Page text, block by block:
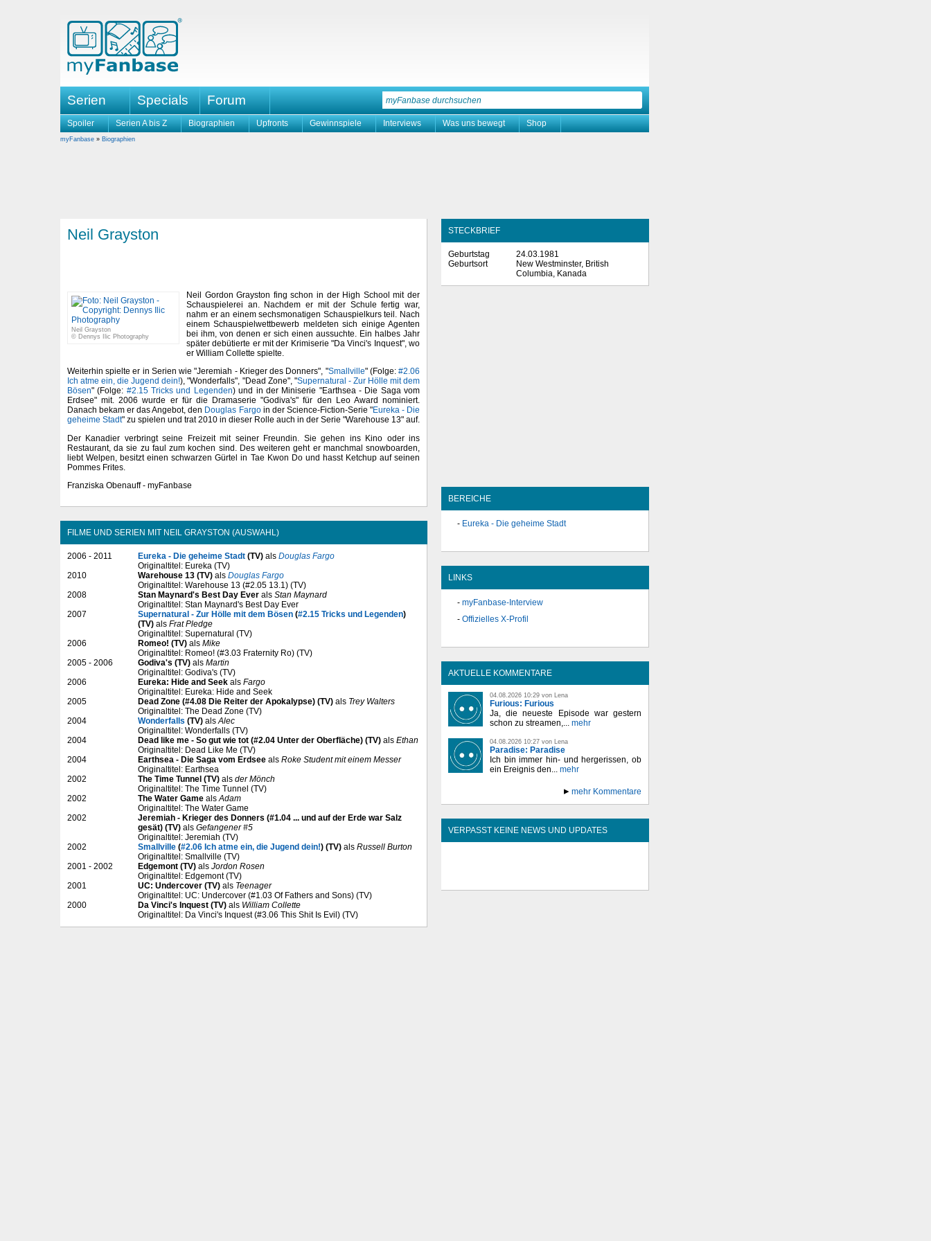
Serien Specials Forum
Spoiler Serien A bis Z Biographien Upfronts Gewinnspiele Interviews Was uns bewegt Shop
myFanbase » Biographien
Neil Grayston
Neil Grayston
© Dennys Ilic Photography
Neil Gordon Grayston fing schon in der High School mit der
Schauspielerei an. Nachdem er mit der Schule fertig war,
nahm er an einem sechsmonatigen Schauspielkurs teil. Nach
einem Schauspielwettbewerb meldeten sich einige Agenten
bei ihm, von denen er sich einen aussuchte. Ein halbes Jahr
später debütierte er mit der Krimiserie "Da Vinci's Inquest", wo
er William Collette spielte.
Weiterhin spielte er in Serien wie "Jeremiah - Krieger des Donners", "Smallville" (Folge:#2.06
Ich atme ein, die Jugend dein!), "Wonderfalls", "Dead Zone", "Supernatural - Zur Hölle mit dem
Bösen" (Folge: #2.15 Tricks und Legenden) und in der Miniserie "Earthsea - Die Saga vom
Erdsee" mit. 2006 wurde er für die Dramaserie "Godiva's" für den Leo Award nominiert.
Danach bekam er das Angebot, den Douglas Fargoin der Science-Fiction-Serie "Eureka - Die
geheime Stadt" zu spielen und trat 2010 in dieser Rolle auch in der Serie "Warehouse 13" auf.
Der Kanadier verbringt seine Freizeit mit seiner Freundin. Sie gehen ins Kino oder ins
Restaurant, da sie zu faul zum kochen sind. Des weiteren geht er manchmal snowboarden,
liebt Welpen, besitzt einen schwarzen Gürtel in Tae Kwon Do und hasst Ketchup auf seinen
Pommes Frites.
Franziska Obenauff - myFanbase
FILME UND SERIEN MIT NEIL GRAYSTON (AUSWAHL)
2006 - 2011 Eureka - Die geheime Stadt (TV) als Douglas Fargo
Originaltitel: Eureka (TV)
2010
Warehouse 13 (TV) als Douglas Fargo
Originaltitel: Warehouse 13 (#2.05 13.1) (TV)
2008
Stan Maynard's Best Day Ever als Stan Maynard
Originaltitel: Stan Maynard's Best Day Ever
2007
Supernatural - Zur Hölle mit dem Bösen (#2.15 Tricks und Legenden)
(TV) als Frat Pledge
Originaltitel: Supernatural (TV)
2006
Romeo! (TV) als Mike
Originaltitel: Romeo! (#3.03 Fraternity Ro) (TV)
2005 - 2006
Godiva's (TV) als Martin
Originaltitel: Godiva's (TV)
2006
Eureka: Hide and Seek als Fargo
Originaltitel: Eureka: Hide and Seek
2005
Dead Zone (#4.08 Die Reiter der Apokalypse) (TV) als Trey Walters
Originaltitel: The Dead Zone (TV)
2004
Wonderfalls (TV) alsAlec
Originaltitel: Wonderfalls (TV)
2004
Dead like me - So gut wie tot (#2.04 Unter der Oberfläche) (TV) als Ethan
Originaltitel: Dead Like Me (TV)
2004
Earthsea - Die Saga vom Erdsee als Roke Student mit einem Messer
Originaltitel: Earthsea
2002
The Time Tunnel (TV) als der Mönch
Originaltitel: The Time Tunnel (TV)
2002
The Water Game alsAdam
Originaltitel: The Water Game
2002
Jeremiah - Krieger des Donners (#1.04 ... und auf der Erde war Salz
gesät) (TV) als Gefangener #5
Originaltitel: Jeremiah (TV)
2002
Smallville (#2.06 Ich atme ein, die Jugend dein!) (TV) als Russell Burton
Originaltitel: Smallville (TV)
2001 - 2002
Edgemont (TV) als Jordon Rosen
Originaltitel: Edgemont (TV)
2001
UC: Undercover (TV) als Teenager
Originaltitel: UC: Undercover (#1.03 Of Fathers and Sons) (TV)
2000
Da Vinci's Inquest (TV) als William Collette
Originaltitel: Da Vinci's Inquest (#3.06 This Shit Is Evil) (TV)
STECKBRIEF
Geburtstag
24.03.1981
Geburtsort
New Westminster, British
Columbia, Kanada
BEREICHE
Eureka - Die geheime Stadt
LINKS
myFanbase-Interview
Offizielles X-Profil
AKTUELLE KOMMENTARE
04.08.2026 10:29 von Lena
Furious: Furious
Ja, die neueste Episode war gestern
schon zu streamen,... mehr
04.08.2026 10:27 von Lena
Paradise: Paradise
Ich bin immer hin- und hergerissen, ob
ein Ereignis den... mehr
mehr Kommentare
VERPASST KEINE NEWS UND UPDATES